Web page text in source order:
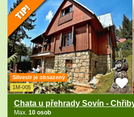
Silvestr je obsazený
1M-005
Chata u přehrady Sovín -
Max. 10 osob